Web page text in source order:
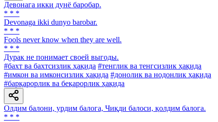
Девонага икки дунё баробар.
* * *
Devonaga ikki dunyo barobar.
* * *
Fools never know when they are well.
* * *
Дурак не понимает своей выгоды.
#бахт ва бахтсизлик ҳақида #тенглик ва тенгсизлик ҳақида
#имкон ва имконсизлик ҳақида #донолик ва нодонлик ҳақида
#барқарорлик ва беқарорлик ҳақида
Олдим балони, урдим балога, Чиқди балоси, қолдим балога.
* * *